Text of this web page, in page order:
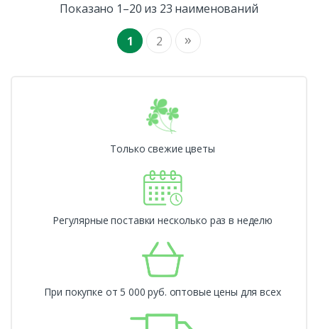
Показано 1–20 из 23 наименований
1 2 »
Только свежие цветы
Регулярные поставки несколько раз в неделю
При покупке от 5 000 руб. оптовые цены для всех